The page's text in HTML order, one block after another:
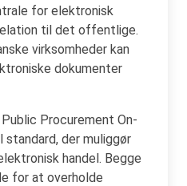
for elektronisk
til det offentlige.
virksomheder kan
dokumenter
Procurement On-
standard, der muliggør
handel. Begge
for at overholde